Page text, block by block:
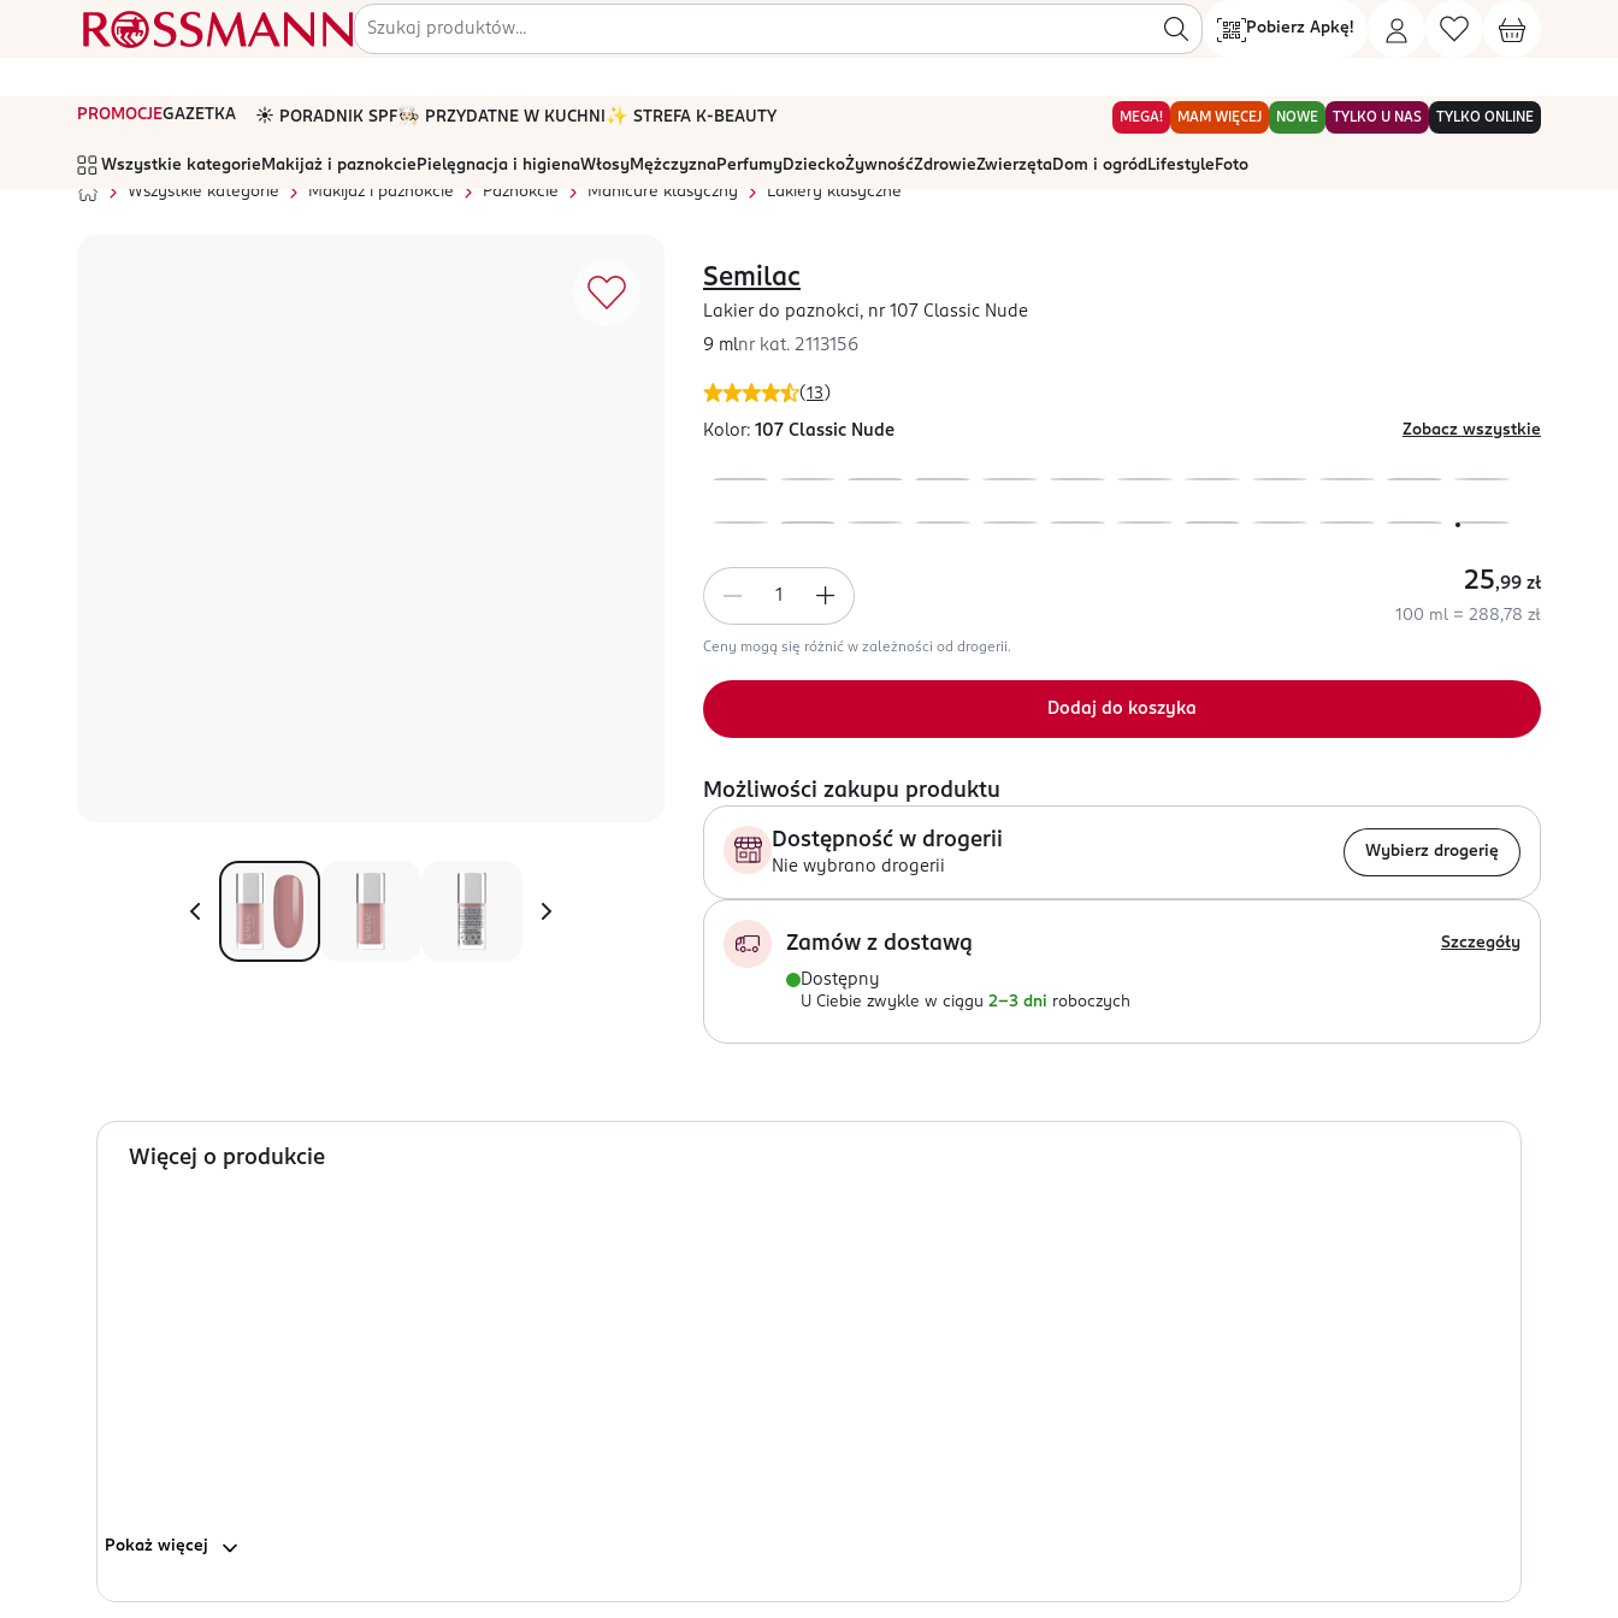
Pobierz Apkę!
PROMOCJEGAZETKA ☀️ PORADNIK SPF🧑🏻‍🍳 PRZYDATNE W KUCHNI ✨ STREFA K-BEAUTY MEGA! MAM WIĘCEJ NOWE TYLKO U NAS TYLKO ONLINE
Wszystkie kategorie Makijaż i paznokcie Pielęgnacja i higienaWłosyMężczyznaPerfumyDzieckoŻywnośćZdrowieZwierzętaDom i ogród Lifestyle Foto
Wszystkie kategorie
Makijaż i paznokcie Paznokcie Manicure klasyczny Lakiery klasyczne
(13 )
Semilac
Lakier do paznokci, nr 107 Classic Nude
9 mlnr kat. 2113156
Kolor: 107 Classic Nude Zobacz wszystkie
25,99 zł
100 ml = 288,78 zł
Ceny mogą się różnić w zależności od drogerii.
Dodaj do koszyka
Możliwości zakupu produktu
Dostępność w drogerii
Nie wybrano drogerii
Wybierz drogerię
Zamów z dostawą Szczegóły
Dostępny
U Ciebie zwykle w ciągu 2-3 dni roboczych
Więcej o produkcie
Pokaż więcej